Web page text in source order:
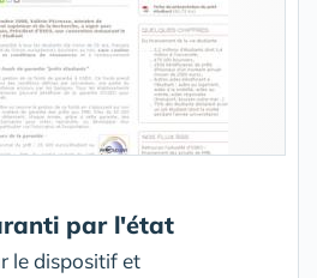
par l'état
le dispositif et